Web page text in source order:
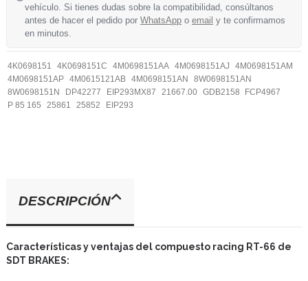
vehículo. Si tienes dudas sobre la compatibilidad, consúltanos
antes de hacer el pedido por WhatsApp o email y te confirmamos
en minutos.
4K0698151 4K0698151C 4M0698151AA 4M0698151AJ
4M0698151AM
4M0698151AP 4M0615121AB 4M0698151AN
8W0698151AN
8W0698151N
DP42277 EIP293MX87 21667.00 GDB2158
FCP4967
P 85 165
25861 25852 EIP293
DESCRIPCIÓN
Características y ventajas del compuesto racing RT-66 de
SDT BRAKES: